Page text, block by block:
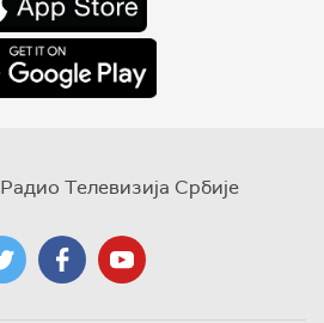
Радио Телевизија Србије